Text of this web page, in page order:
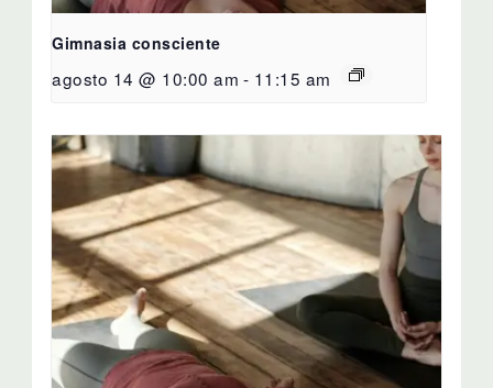
Gimnasia consciente
agosto 14 @ 10:00 am - 11:15 am